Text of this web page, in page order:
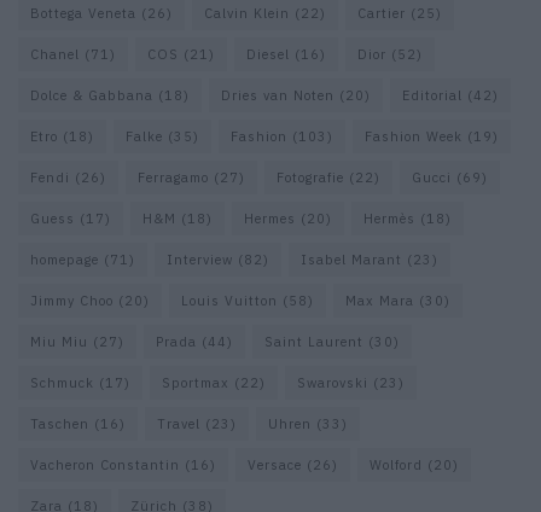
Bottega Veneta (26) Calvin Klein (22) Cartier (25)
Chanel (71) COS (21) Diesel (16) Dior (52)
Dolce & Gabbana (18) Dries van Noten (20) Editorial (42)
Etro (18) Falke (35) Fashion (103) Fashion Week (19)
Fendi (26) Ferragamo (27) Fotografie (22) Gucci (69)
Guess (17) H&M (18) Hermes (20) Hermès (18)
homepage (71) Interview (82) Isabel Marant (23)
Jimmy Choo (20) Louis Vuitton (58) Max Mara (30)
Miu Miu (27) Prada (44) Saint Laurent (30)
Schmuck (17) Sportmax (22) Swarovski (23)
Taschen (16) Travel (23) Uhren (33)
Vacheron Constantin (16) Versace (26) Wolford (20)
Zara (18) Zürich (38)